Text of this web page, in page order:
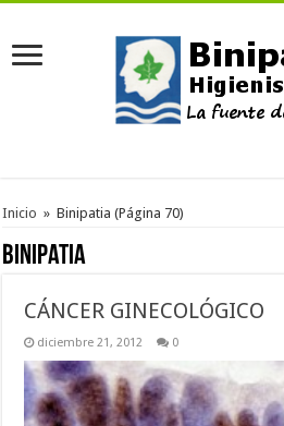
Inicio » Binipatia (Página 70)
Binipatia
CÁNCER GINECOLÓGICO
diciembre 21, 2012 0